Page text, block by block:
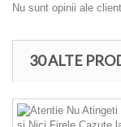
Nu sunt opinii ale
30 ALTE